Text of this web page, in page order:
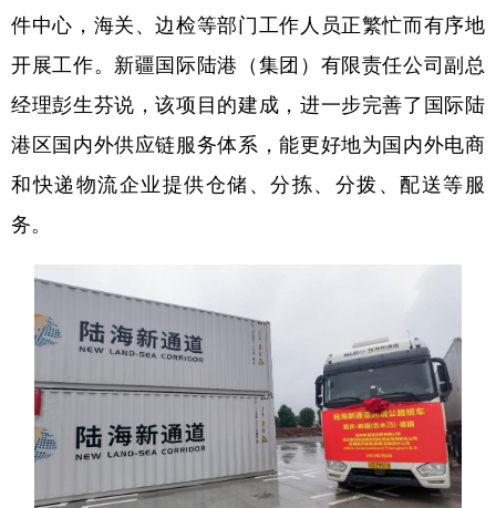
件中心，海关、边检等部门工作人员正繁忙而有序地
开展工作。新疆国际陆港（集团）有限责任公司副总
经理彭生芬说，该项目的建成，进一步完善了国际陆
港区国内外供应链服务体系，能更好地为国内外电商
和快递物流企业提供仓储、分拣、分拨、配送等服
务。